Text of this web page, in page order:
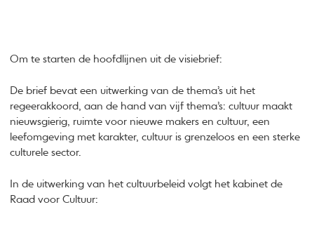
Om te starten de hoofdlijnen uit de visiebrief:
De brief bevat een uitwerking van de thema’s uit het
regeerakkoord, aan de hand van vijf thema’s: cultuur maakt
nieuwsgierig, ruimte voor nieuwe makers en cultuur, een
leefomgeving met karakter, cultuur is grenzeloos en een sterke
culturele sector.
In de uitwerking van het cultuurbeleid volgt het kabinet de
Raad voor Cultuur: